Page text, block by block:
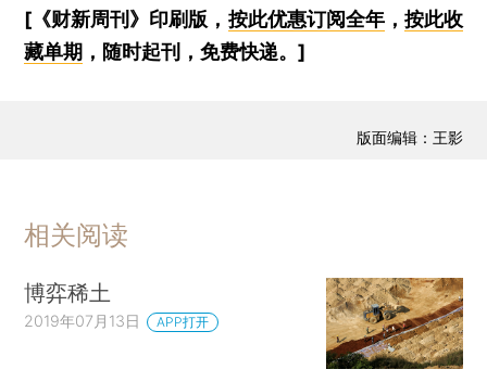
[《财新周刊》印刷版， 按此优惠订阅全年， 按此收
藏单期 ，随时起刊，免费快递。]
版面编辑：王影
相关阅读
博弈稀土
2019年07月13日 APP打开